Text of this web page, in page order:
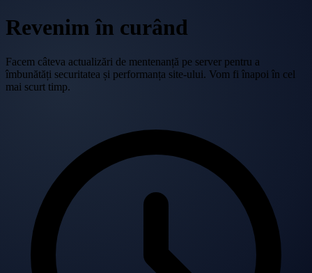
Revenim în curând
Facem câteva actualizări de mentenanță pe server pentru a
îmbunătăți securitatea și performanța site-ului. Vom fi înapoi în cel
mai scurt timp.